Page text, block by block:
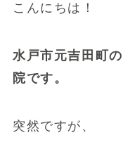
こんにちは！
水戸市元吉田町
院です。
突然ですが、